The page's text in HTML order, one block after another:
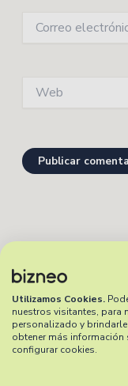
electrónico*
Software de
Utilizamos Cookies.
nuestros visitantes, para
personalizado y brindarle
obtener más
configurar cookies.